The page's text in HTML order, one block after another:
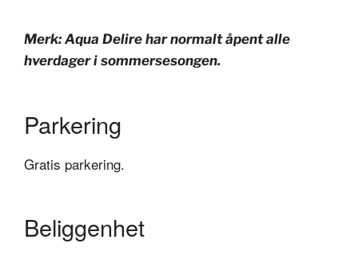
Merk: Aqua Delire har normalt åpent alle
hverdager i sommersesongen.
Parkering
Gratis parkering.
Beliggenhet